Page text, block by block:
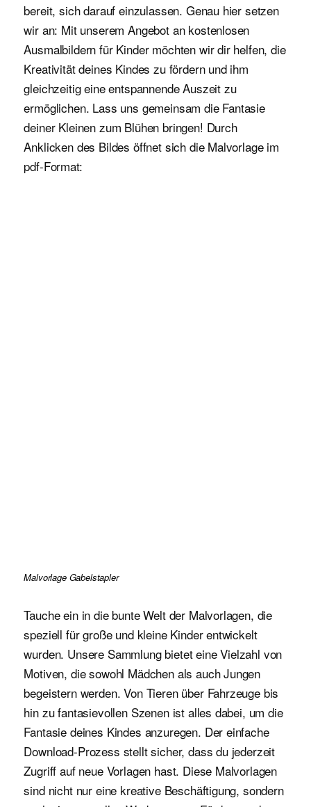
bereit, sich darauf einzulassen. Genau hier setzen
wir an: Mit unserem Angebot an kostenlosen
Ausmalbildern für Kinder möchten wir dir helfen, die
Kreativität deines Kindes zu fördern und ihm
gleichzeitig eine entspannende Auszeit zu
ermöglichen. Lass uns gemeinsam die Fantasie
deiner Kleinen zum Blühen bringen! Durch
Anklicken des Bildes öffnet sich die Malvorlage im
pdf-Format:
Malvorlage Gabelstapler
Tauche ein in die bunte Welt der Malvorlagen, die
speziell für große und kleine Kinder entwickelt
wurden. Unsere Sammlung bietet eine Vielzahl von
Motiven, die sowohl Mädchen als auch Jungen
begeistern werden. Von Tieren über Fahrzeuge bis
hin zu fantasievollen Szenen ist alles dabei, um die
Fantasie deines Kindes anzuregen. Der einfache
Download-Prozess stellt sicher, dass du jederzeit
Zugriff auf neue Vorlagen hast. Diese Malvorlagen
sind nicht nur eine kreative Beschäftigung, sondern